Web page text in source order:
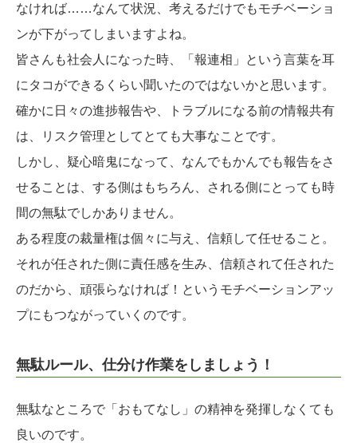
なければ……なんて状況、考えるだけでもモチベーショ
ンが下がってしまいますよね。
皆さんも社会人になった時、「報連相」という言葉を耳
にタコができるくらい聞いたのではないかと思います。
確かに日々の進捗報告や、トラブルになる前の情報共有
は、リスク管理としてとても大事なことです。
しかし、疑心暗鬼になって、なんでもかんでも報告をさ
せることは、する側はもちろん、される側にとっても時
間の無駄でしかありません。
ある程度の裁量権は個々に与え、信頼して任せること。
それが任された側に責任感を生み、信頼されて任された
のだから、頑張らなければ！というモチベーションアッ
プにもつながっていくのです。
無駄ルール、仕分け作業をしましょう！
無駄なところで「おもてなし」の精神を発揮しなくても
良いのです。